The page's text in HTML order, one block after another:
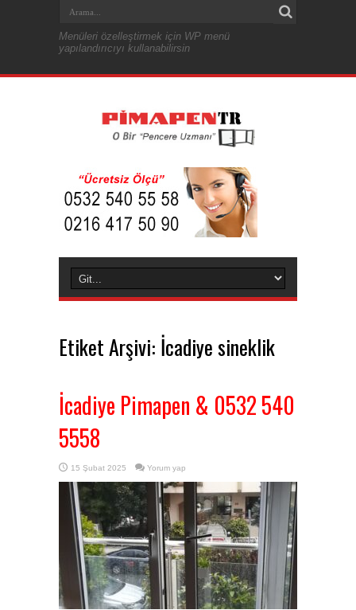
Menüleri özelleştirmek için WP menü
yapılandırıcıyı kullanabilirsin
Etiket Arşivi: İcadiye sineklik
İcadiye Pimapen & 0532 540
5558
15 Şubat 2025 Yorum yap